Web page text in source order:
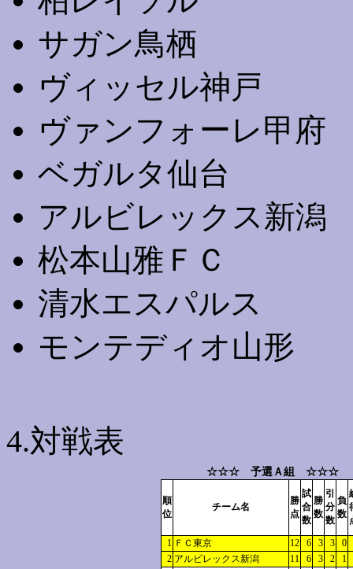
サガン鳥栖
ヴィッセル神戸
ヴァンフォーレ甲府
ベガルタ仙台
アルビレックス新潟
松本山雅ＦＣ
清水エスパルス
モンテディオ山形
4.対戦表
☆☆☆ 予選Ａ組 ☆☆☆
順
位
チーム名
勝
点
試
合
数
勝
数
引
分
数
負
数
1 ＦＣ東京 12 6 3 3
0
2 アルビレックス新潟 11 6 3 2
1